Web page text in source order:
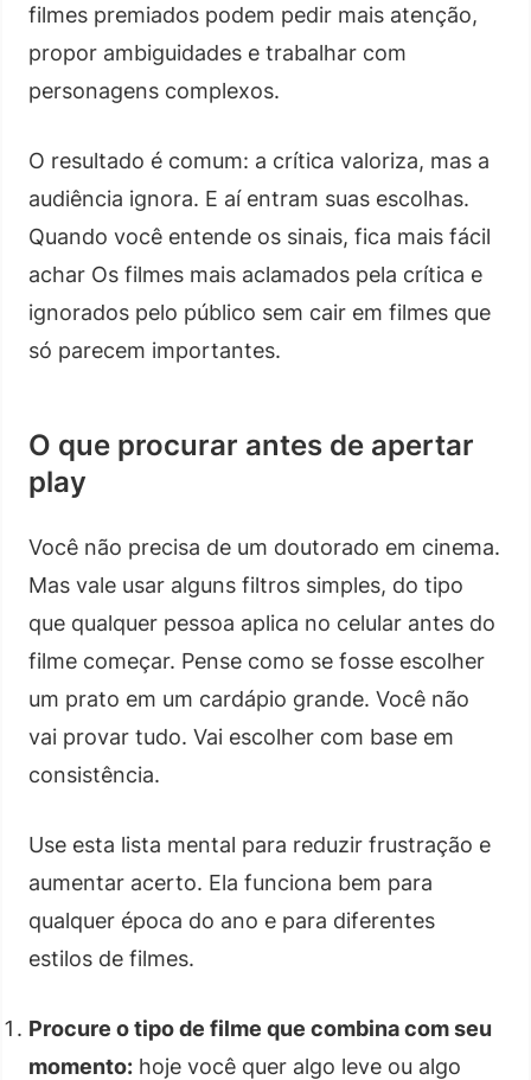
filmes premiados podem pedir mais atenção,
propor ambiguidades e trabalhar com
personagens complexos.
O resultado é comum: a crítica valoriza, mas a
audiência ignora. E aí entram suas escolhas.
Quando você entende os sinais, fica mais fácil
achar Os filmes mais aclamados pela crítica e
ignorados pelo público sem cair em filmes que
só parecem importantes.
O que procurar antes de apertar
play
Você não precisa de um doutorado em cinema.
Mas vale usar alguns filtros simples, do tipo
que qualquer pessoa aplica no celular antes do
filme começar. Pense como se fosse escolher
um prato em um cardápio grande. Você não
vai provar tudo. Vai escolher com base em
consistência.
Use esta lista mental para reduzir frustração e
aumentar acerto. Ela funciona bem para
qualquer época do ano e para diferentes
estilos de filmes.
Procure o tipo de filme que combina com seu
momento: hoje você quer algo leve ou algo